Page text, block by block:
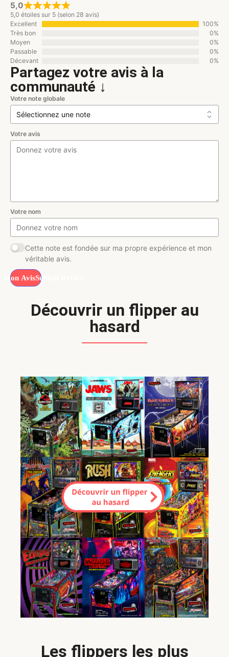
5,0
5,0 étoiles sur 5 (selon 28 avis)
Excellent
100%
Très bon
0%
Moyen
0%
Passable
0%
Décevant
0%
Partagez votre avis à la
communauté ↓
Votre note globale
Votre avis
Votre nom
Cette note est fondée sur ma propre expérience et mon
véritable avis.
Submit Review
Découvrir un flipper au
hasard
Les flippers les plus